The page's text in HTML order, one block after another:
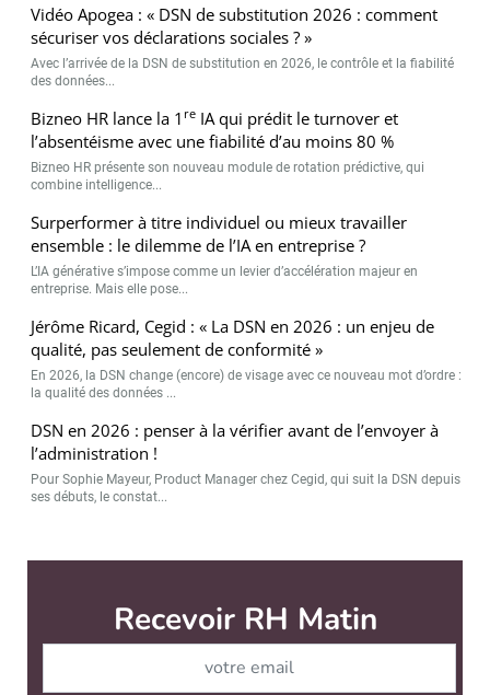
Vidéo Apogea : « DSN de substitution 2026 : comment
sécuriser vos déclarations sociales ? »
Avec l’arrivée de la DSN de substitution en 2026, le contrôle et la fiabilité
des données...
Bizneo HR lance la 1 re IA qui prédit le turnover et
l’absentéisme avec une fiabilité d’au moins 80 %
Bizneo HR présente son nouveau module de rotation prédictive, qui
combine intelligence...
Surperformer à titre individuel ou mieux travailler
ensemble : le dilemme de l’IA en entreprise ?
L’IA générative s’impose comme un levier d’accélération majeur en
entreprise. Mais elle pose...
Jérôme Ricard, Cegid : « La DSN en 2026 : un enjeu de
qualité, pas seulement de conformité »
En 2026, la DSN change (encore) de visage avec ce nouveau mot d’ordre :
la qualité des données ...
DSN en 2026 : penser à la vérifier avant de l’envoyer à
l’administration !
Pour Sophie Mayeur, Product Manager chez Cegid, qui suit la DSN depuis
ses débuts, le constat...
RH Matin est édité par